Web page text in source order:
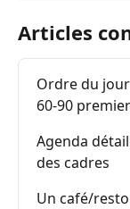
Articles
Ordre du
60-90
Agenda
des cadres
Un café/